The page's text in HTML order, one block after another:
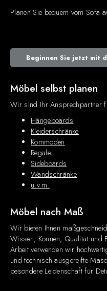
Planen Sie bequem vom Sofa
Beginnen Sie jetzt mit
Möbel selbst planen
Wir sind Ihr Ansprechpartner
Hängeboards
Kleiderschränke
Kommoden
Regale
Sideboards
Wandschränke
u.v.m.
Möbel nach Maß
Wir bieten Ihnen
Wissen, Können, Qualität und
Arbeit verwenden wir
und technisch ausgereifte
besondere Leidenschaft für